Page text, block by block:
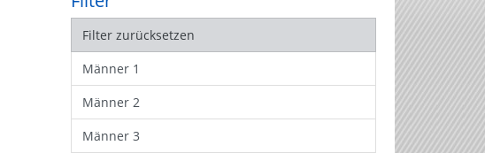
Filter zurücksetzen
Männer 1
Männer 2
Männer 3